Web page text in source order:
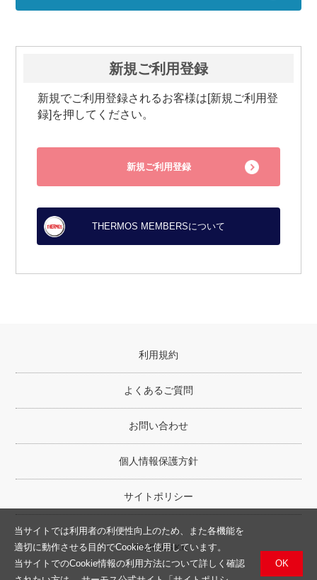
新規ご利用登録
新規でご利用登録されるお客様は[新規ご利用登
録]を押してください。
新規ご利用登録
THERMOS MEMBERSについて
利用規約
よくあるご質問
お問い合わせ
個人情報保護方針
サイトポリシー
©THERMOS K.K.
当サイトでは利用者の利便性向上のため、また各機能を
適切に動作させる目的でCookieを使用しています。
当サイトでのCookie情報の利用方法について詳しく確認
OK